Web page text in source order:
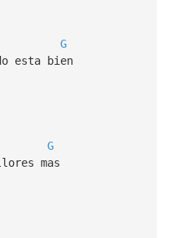
G
esta bien
G
mas